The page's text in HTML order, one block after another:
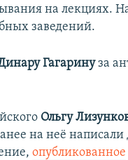
на лекциях.
заведений.
Гагаринуза
Ольгу
на неё
опубликованное